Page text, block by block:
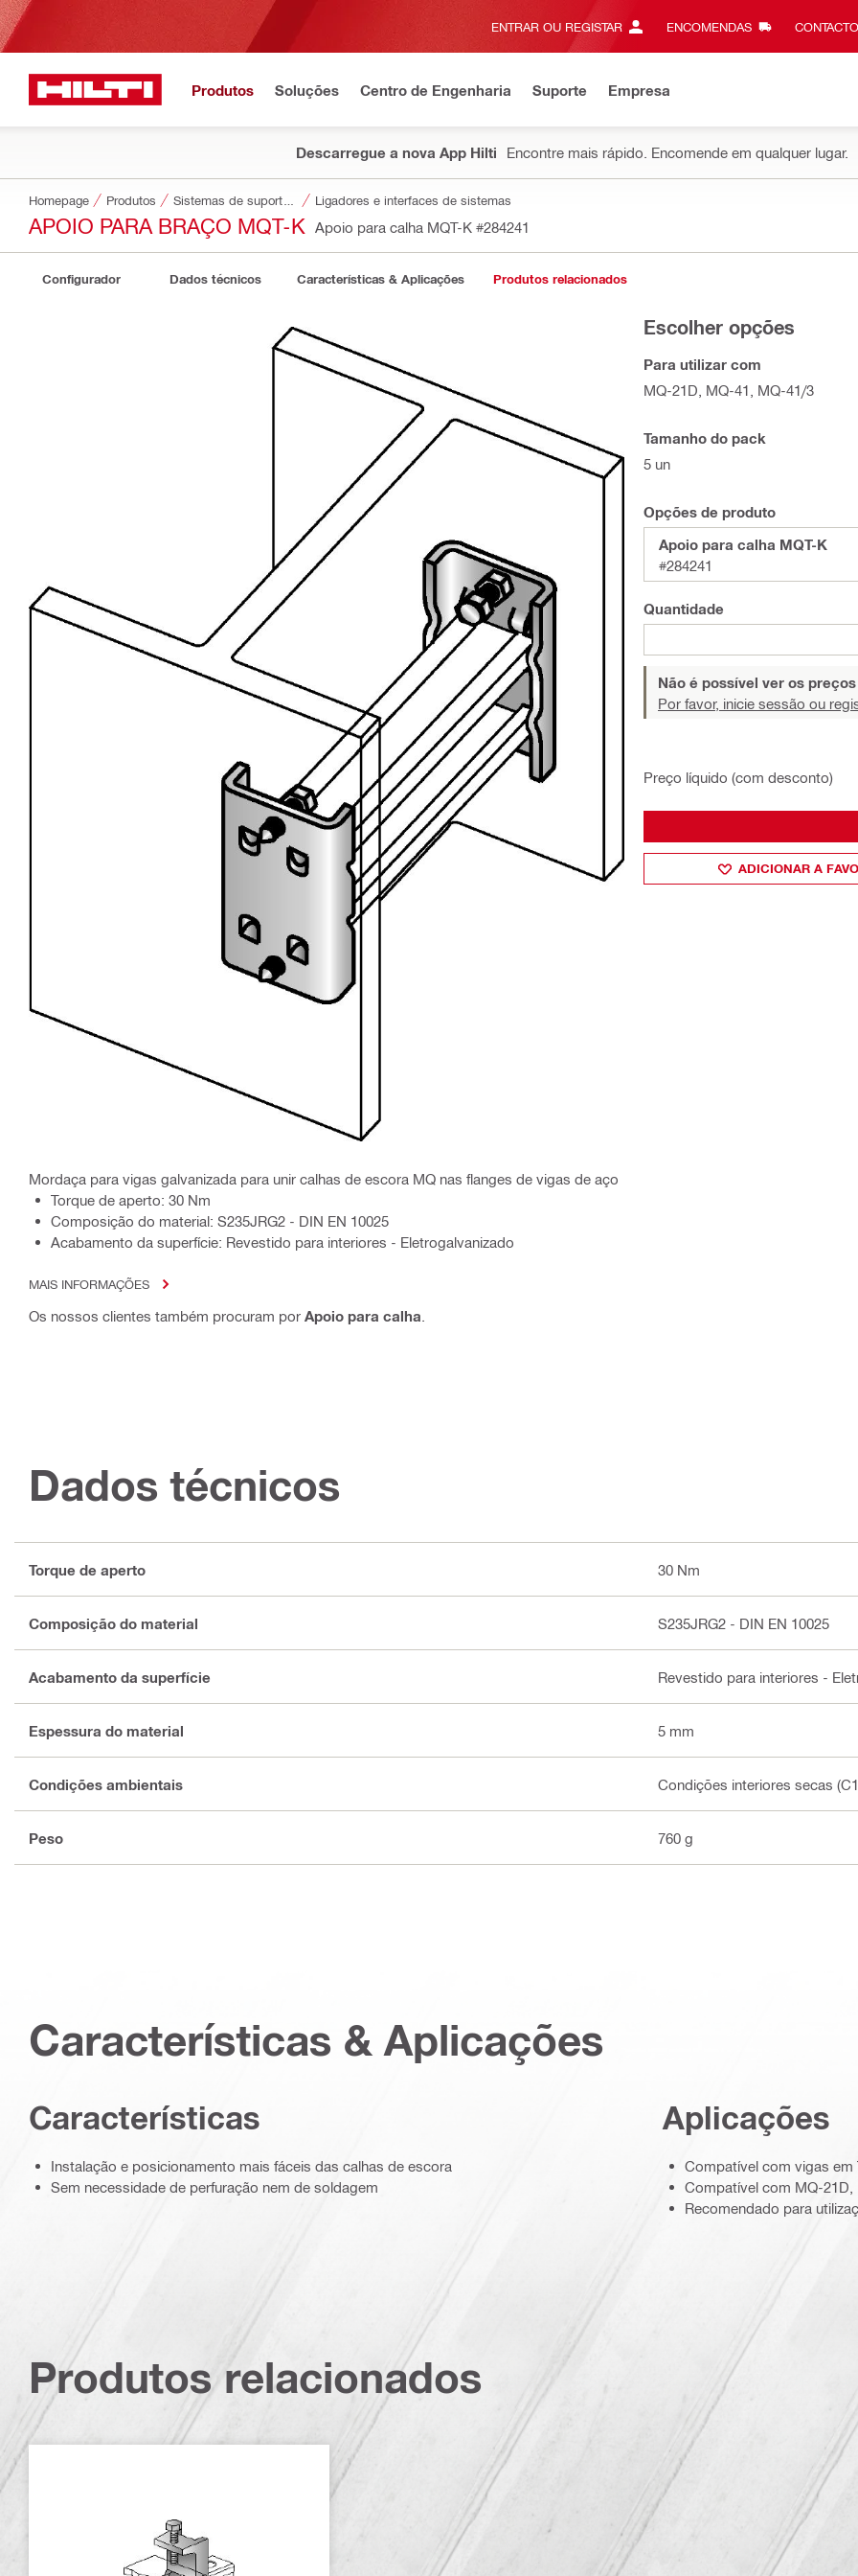
ENTRAR OU REGISTAR ENCOMENDAS CONTACTO‎
Produtos Soluções Centro de Engenharia Suporte Empresa
Descarregue a nova App Hilti Encontre mais rápido. Encomende em qualquer lugar.
Homepage Produtos Ligadores e interfaces de sistemas
APOIO PARA BRAÇO MQT-K Apoio para calha MQT-K #284241
Configurador Dados técnicos Características & Aplicações Produtos relacionados
Mordaça para vigas galvanizada para unir calhas de escora MQ nas flanges de vigas de aço
Torque de aperto: 30 Nm
Composição do material: S235JRG2 - DIN EN 10025
Acabamento da superfície: Revestido para interiores - Eletrogalvanizado
MAIS INFORMAÇÕES
Os nossos clientes também procuram por Apoio para calha
Escolher opções
Para utilizar com
MQ-21D, MQ-41, MQ-41/3
Tamanho do pack
5 un
Opções de produto
Apoio para calha MQT-K
#284241
Quantidade
Não é possível ver os
Por favor, inicie sessão ou
Preço líquido (com desconto)
ADICIONAR A
Dados técnicos
Torque de aperto 30 Nm
Composição do material S235JRG2 - DIN EN 10025
Acabamento da superfície Revestido para interiores -
Espessura do material 5 mm
Condições ambientais Condições interiores secas
Peso 760 g
Características & Aplicações
Características
Instalação e posicionamento mais fáceis das calhas de escora
Sem necessidade de perfuração nem de soldagem
Aplicações
Compatível com vigas em
Compatível com MQ-21D,
Recomendado para
Produtos relacionados